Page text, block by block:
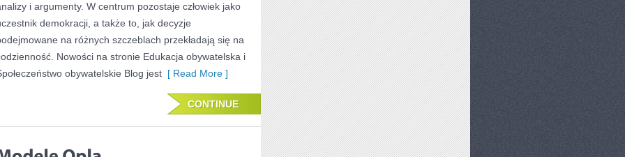
i argumenty. W centrum pozostaje człowiek jako
demokracji, a także to, jak decyzje
na różnych szczeblach przekładają się na
Nowości na stronie Edukacja obywatelska i
obywatelskie Blog jest [ Read More ]
CONTINUE